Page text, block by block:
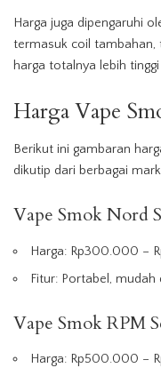
Harga juga dipengaruhi
termasuk coil tambahan,
harga totalnya lebih
Harga Vape
Berikut ini gambaran
dikutip dari berbagai
Vape Smok Nord
Harga: Rp300.000 –
Fitur: Portabel,
Vape Smok RPM
Harga: Rp500.000 –